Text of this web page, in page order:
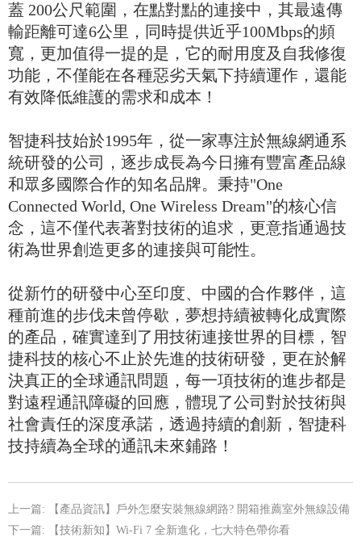
蓋 200公尺範圍，在點對點的連接中，其最遠傳
輸距離可達6公里，同時提供近乎100Mbps的頻
寬，更加值得一提的是，它的耐用度及自我修復
功能，不僅能在各種惡劣天氣下持續運作，還能
有效降低維護的需求和成本！
智捷科技始於1995年，從一家專注於無線網通系
統研發的公司，逐步成長為今日擁有豐富產品線
和眾多國際合作的知名品牌。秉持"One
Connected World, One Wireless Dream"的核心信
念，這不僅代表著對技術的追求，更意指通過技
術為世界創造更多的連接與可能性。
從新竹的研發中心至印度、中國的合作夥伴，這
種前進的步伐未曾停歇，夢想持續被轉化成實際
的產品，確實達到了用技術連接世界的目標，智
捷科技的核心不止於先進的技術研發，更在於解
決真正的全球通訊問題，每一項技術的進步都是
對遠程通訊障礙的回應，體現了公司對於技術與
社會責任的深度承諾，透過持續的創新，智捷科
技持續為全球的通訊未來鋪路！
上一篇:
【產品資訊】戶外怎麼安裝無線網路? 開箱推薦室外無線設備
下一篇:
【技術新知】Wi-Fi 7 全新進化，七大特色帶你看